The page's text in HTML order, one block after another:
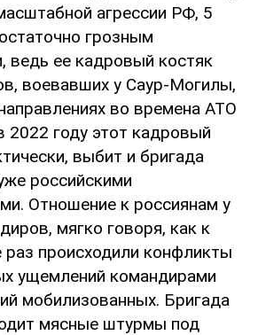
агрессии РФ, 5
грозным
ведь ее кадровый костяк
воевавших у Саур-Могилы,
во времена АТО
2022 году этот кадровый
выбит и бригада
российскими
Отношение к россиянам у
мягко говоря, как к
раз происходили конфликты
ущемлений командирами
мобилизованных. Бригада
мясные штурмы под